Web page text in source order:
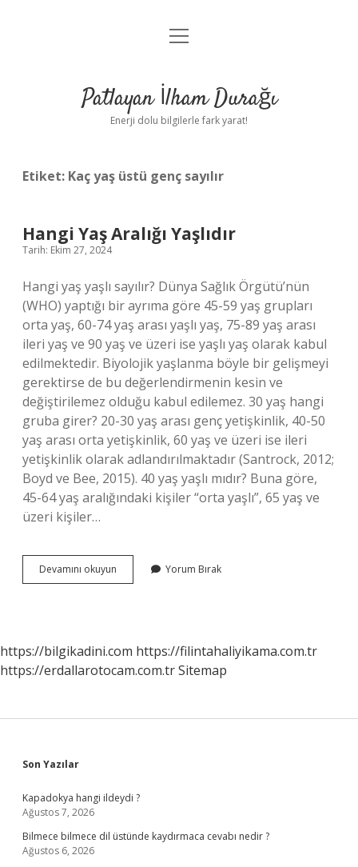
Anasayfa
Yasal Uyarı
menüyü
Patlayan İlham Durağı
Enerji dolu bilgilerle fark yarat!
Etiket: Kaç yaş üstü genç sayılır
Hangi Yaş Aralığı Yaşlıdır
Tarih: Ekim 27, 2024
Hangi yaş yaşlı sayılır? Dünya Sağlık Örgütü’nün
(WHO) yaptığı bir ayrıma göre 45-59 yaş grupları
orta yaş, 60-74 yaş arası yaşlı yaş, 75-89 yaş arası
ileri yaş ve 90 yaş ve üzeri ise yaşlı yaş olarak kabul
edilmektedir. Biyolojik yaşlanma böyle bir gelişmeyi
gerektirse de bu değerlendirmenin kesin ve
değiştirilemez olduğu kabul edilemez. 30 yaş hangi
gruba girer? 20-30 yaş arası genç yetişkinlik, 40-50
yaş arası orta yetişkinlik, 60 yaş ve üzeri ise ileri
yetişkinlik olarak adlandırılmaktadır (Santrock, 2012;
Boyd ve Bee, 2015). 40 yaş yaşlı mıdır? Buna göre,
45-64 yaş aralığındaki kişiler “orta yaşlı”, 65 yaş ve
üzeri kişiler…
Devamını okuyun
Yaş
Yorum Bırak
https://bilgikadini.com https://filintahaliyikama.com.tr
https://erdallarotocam.com.trSitemap
Sidebar
Son Yazılar
Kapadokya hangi ildeydi ?
Ağustos 7, 2026
Bilmece bilmece dil üstünde kaydırmaca cevabı nedir ?
Ağustos 6, 2026